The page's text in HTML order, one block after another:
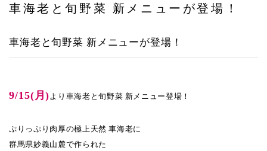
アクセス
車海老と旬野菜 新メニューが登場！
車海老と旬野菜 新メニューが登場！
9/15(月)より車海老と旬野菜 新メニュー登場！
ぷりっぷり肉厚の極上天然 車海老に
群馬県妙義山麓で作られた